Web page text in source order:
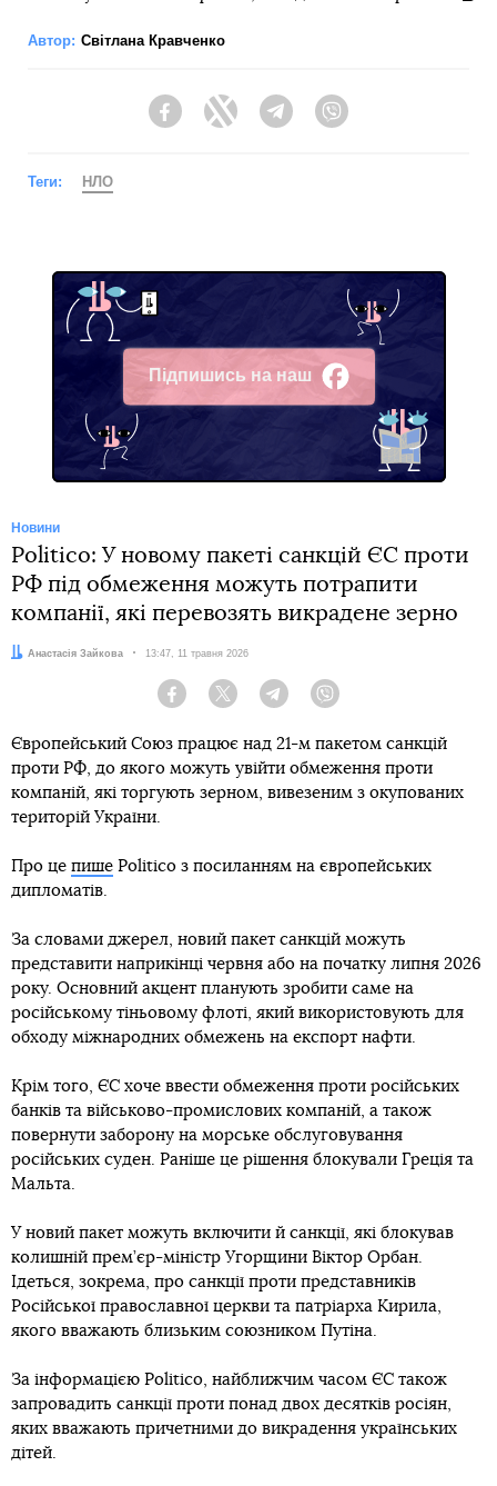
Автор: Світлана Кравченко
FacebookTwitter Telegram
Теги: НЛО
Підпишись на наш
Facebook
Новини
Politico: У новому пакеті санкцій ЄС проти
РФ під обмеження можуть потрапити
компанії, які перевозять викрадене зерно
Автор:
Анастасія Зайкова Дата:
13:47, 11 травня 2026
Facebook Twitter Telegram
Європейський Союз працює над 21-м пакетом санкцій
проти РФ, до якого можуть увійти обмеження проти
компаній, які торгують зерном, вивезеним з окупованих
територій України.
Про це пише Politico з посиланням на європейських
дипломатів.
За словами джерел, новий пакет санкцій можуть
представити наприкінці червня або на початку липня 2026
року. Основний акцент планують зробити саме на
російському тіньовому флоті, який використовують для
обходу міжнародних обмежень на експорт нафти.
Крім того, ЄС хоче ввести обмеження проти російських
банків та військово-промислових компаній, а також
повернути заборону на морське обслуговування
російських суден. Раніше це рішення блокували Греція та
Мальта.
У новий пакет можуть включити й санкції, які блокував
колишній прем’єр-міністр Угорщини Віктор Орбан.
Ідеться, зокрема, про санкції проти представників
Російської православної церкви та патріарха Кирила,
якого вважають близьким союзником Путіна.
За інформацією Politico, найближчим часом ЄС також
запровадить санкції проти понад двох десятків росіян,
яких вважають причетними до викрадення українських
дітей.